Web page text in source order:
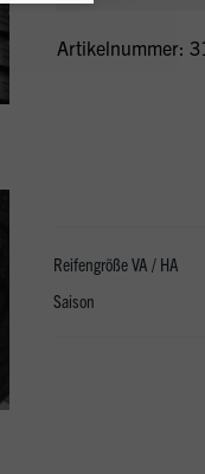
Artikelnummer:
Reifengröße VA / HA
Saison